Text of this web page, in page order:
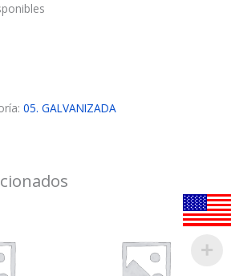
05. GALVANIZADA